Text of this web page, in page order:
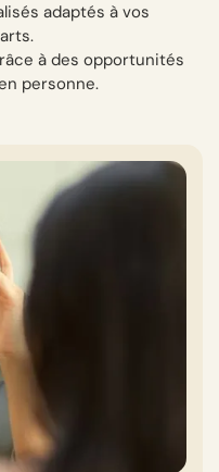
adaptés à vos
à des opportunités
personne.